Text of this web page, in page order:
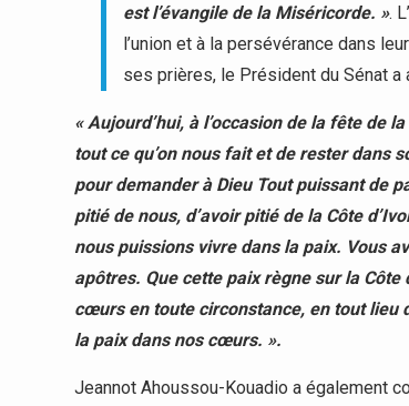
est l’évangile de la Miséricorde. ».
l’union et à la persévérance dans
ses prières, le Président du Sénat a
« Aujourd’hui, à l’occasion de la fête de
tout ce qu’on nous fait et de rester dans
pour demander à Dieu Tout puissant de
pitié de nous, d’avoir pitié de la Côte
nous puissions vivre dans la paix. Vous
apôtres. Que cette paix règne sur la
cœurs en toute circonstance, en tout lieu
la paix dans nos cœurs. ».
Jeannot Ahoussou-Kouadio a également